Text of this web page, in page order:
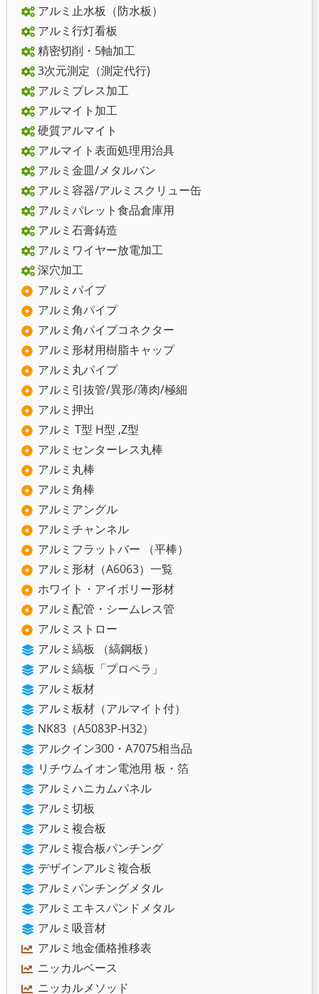
アルミ止水板（防水板）
アルミ行灯看板
精密切削・5軸加工
3次元測定（測定代行)
アルミプレス加工
アルマイト加工
硬質アルマイト
アルマイト表面処理用治具
アルミ金皿/メタルバン
アルミ容器/アルミスクリュー缶
アルミパレット食品倉庫用
アルミ石膏鋳造
アルミワイヤー放電加工
深穴加工
アルミパイプ
アルミ角パイプ
アルミ角パイプコネクター
アルミ形材用樹脂キャップ
アルミ丸パイプ
アルミ引抜管/異形/薄肉/極細
アルミ押出
アルミ T型 H型 ,Z型
アルミセンターレス丸棒
アルミ丸棒
アルミ角棒
アルミアングル
アルミチャンネル
アルミフラットバー （平棒）
アルミ形材（A6063）一覧
ホワイト・アイボリー形材
アルミ配管・シームレス管
アルミストロー
アルミ縞板 （縞鋼板）
アルミ縞板「プロペラ」
アルミ板材
アルミ板材（アルマイト付）
NK83（A5083P-H32）
アルクイン300・A7075相当品
リチウムイオン電池用 板・箔
アルミハニカムパネル
アルミ切板
アルミ複合板
アルミ複合板パンチング
デザインアルミ複合板
アルミパンチングメタル
アルミエキスパンドメタル
アルミ吸音材
アルミ地金価格推移表
ニッカルベース
ニッカルメソッド